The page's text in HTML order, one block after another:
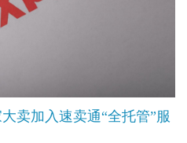
卖加入速卖通“全托管”服